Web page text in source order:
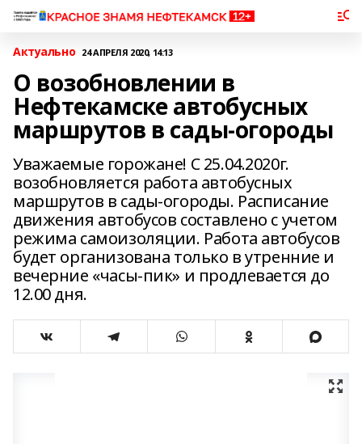
Актуально 24 АПРЕЛЯ 2020, 14:13
О возобновлении в
Нефтекамске автобусных
маршрутов в сады-огороды
Уважаемые горожане! С 25.04.2020г.
возобновляется работа автобусных
маршрутов в сады-огороды. Расписание
движения автобусов составлено с учетом
режима самоизоляции. Работа автобусов
будет организована только в утренние и
вечерние «часы-пик» и продлевается до
12.00 дня.